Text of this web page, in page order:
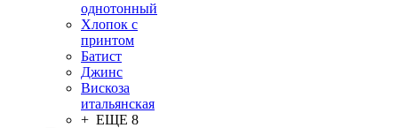
однотонный
Хлопок с
принтом
Батист
Джинс
Вискоза
итальянская
+ ЕЩЕ 8